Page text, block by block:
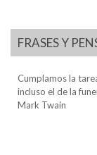
FRASES Y
Cumplamos la
incluso el de la
Mark Twain